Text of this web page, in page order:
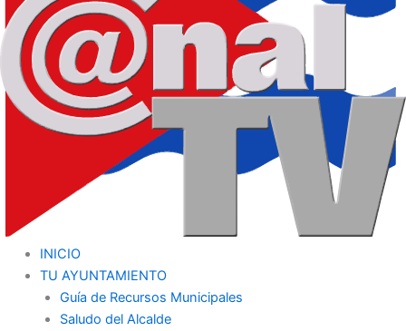
INICIO
TU AYUNTAMIENTO
Guía de Recursos Municipales
Saludo del Alcalde